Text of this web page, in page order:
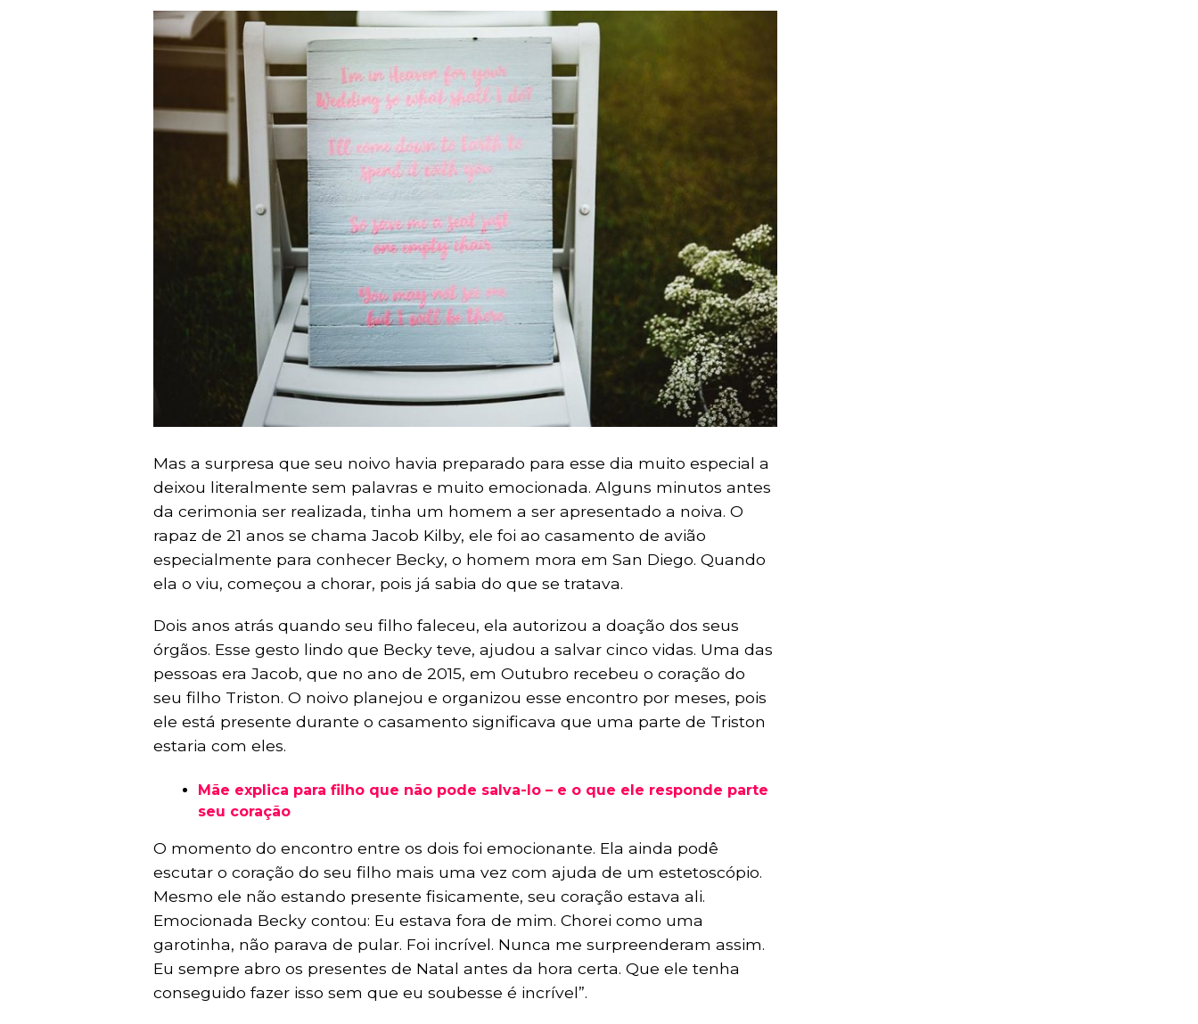
Mas a surpresa que seu noivo havia preparado para esse dia muito especial a
deixou literalmente sem palavras e muito emocionada. Alguns minutos antes
da cerimonia ser realizada, tinha um homem a ser apresentado a noiva. O
rapaz de 21 anos se chama Jacob Kilby, ele foi ao casamento de avião
especialmente para conhecer Becky, o homem mora em San Diego. Quando
ela o viu, começou a chorar, pois já sabia do que se tratava.
Dois anos atrás quando seu filho faleceu, ela autorizou a doação dos seus
órgãos. Esse gesto lindo que Becky teve, ajudou a salvar cinco vidas. Uma das
pessoas era Jacob, que no ano de 2015, em Outubro recebeu o coração do
seu filho Triston. O noivo planejou e organizou esse encontro por meses, pois
ele está presente durante o casamento significava que uma parte de Triston
estaria com eles.
Mãe explica para filho que não pode salva-lo – e o que ele responde parte
seu coração
O momento do encontro entre os dois foi emocionante. Ela ainda podê
escutar o coração do seu filho mais uma vez com ajuda de um estetoscópio.
Mesmo ele não estando presente fisicamente, seu coração estava ali.
Emocionada Becky contou: Eu estava fora de mim. Chorei como uma
garotinha, não parava de pular. Foi incrível. Nunca me surpreenderam assim.
Eu sempre abro os presentes de Natal antes da hora certa. Que ele tenha
conseguido fazer isso sem que eu soubesse é incrível”.